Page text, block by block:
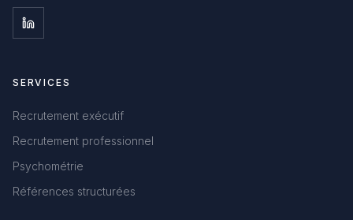
SERVICES
Recrutement exécutif
Recrutement professionnel
Psychométrie
Références structurées